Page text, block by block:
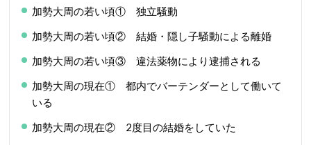
加勢大周の若い頃① 独立騒動
加勢大周の若い頃② 結婚・隠し子騒動による離婚
加勢大周の若い頃③ 違法薬物により逮捕される
加勢大周の現在① 都内でバーテンダーとして働いて
いる
加勢大周の現在② 2度目の結婚をしていた